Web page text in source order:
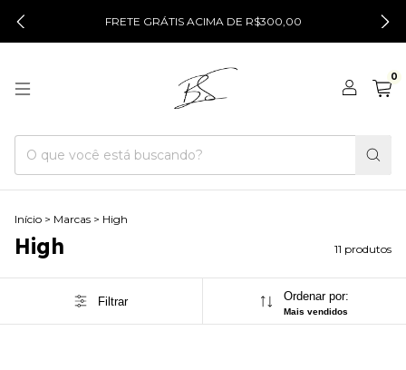
FRETE GRÁTIS ACIMA DE R$300,00
0
Início > Marcas > High
High 11 produtos
Filtrar Ordenar por:
Mais vendidos